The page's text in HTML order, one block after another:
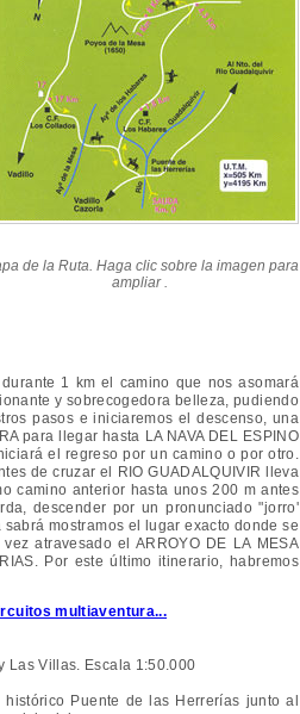
de la Ruta. Haga clic sobre la imagen para
ampliar .
1 km el camino que nos asomará
y sobrecogedora belleza, pudiendo
pasos e iniciaremos el descenso, una
para llegar hasta LA NAVA DEL ESPINO
el regreso por un camino o por otro.
de cruzar el RIO GUADALQUIVIR lleva
camino anterior hasta unos 200 m antes
descender por un pronunciado "jorro'
mostramos el lugar exacto donde se
atravesado el ARROYO DE LA MESA
Por este último itinerario, habremos
multiaventura...
Las Villas. Escala 1:50.000
Puente de las Herrerías junto al